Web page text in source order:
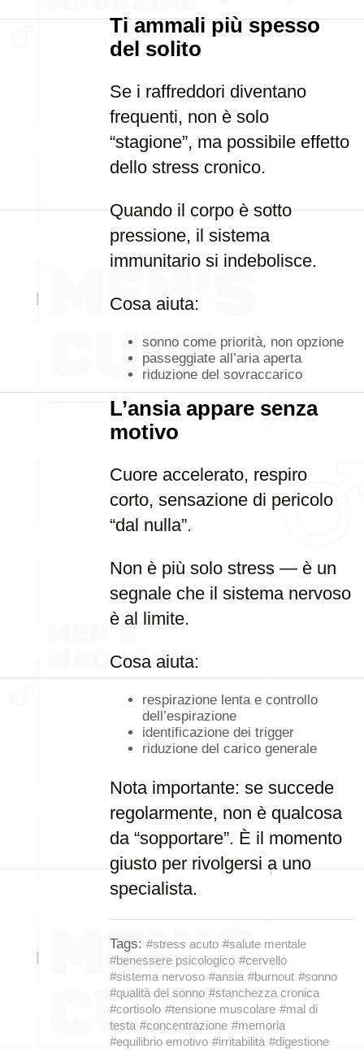
Ti ammali più spesso
del solito
Se i raffreddori diventano
frequenti, non è solo
“stagione”, ma possibile effetto
dello stress cronico.
Quando il corpo è sotto
pressione, il sistema
immunitario si indebolisce.
Cosa aiuta:
sonno come priorità, non opzione
passeggiate all’aria aperta
riduzione del sovraccarico
L’ansia appare senza
motivo
Cuore accelerato, respiro
corto, sensazione di pericolo
“dal nulla”.
Non è più solo stress — è un
segnale che il sistema nervoso
è al limite.
Cosa aiuta:
respirazione lenta e controllo
dell’espirazione
identificazione dei trigger
riduzione del carico generale
Nota importante: se succede
regolarmente, non è qualcosa
da “sopportare”. È il momento
giusto per rivolgersi a uno
specialista.
Tags: #stress acuto #salute mentale
#benessere psicologico #cervello
#sistema nervoso #ansia #burnout #sonno
#qualità del sonno #stanchezza cronica
#cortisolo #tensione muscolare #mal di
testa #concentrazione #memoria
#equilibrio emotivo #irritabilità #digestione